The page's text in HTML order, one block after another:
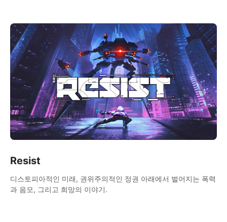
Resist
디스토피아적인 미래, 권위주의적인 정권 아래에서 벌어지는 폭력
과 음모, 그리고 희망의 이야기.